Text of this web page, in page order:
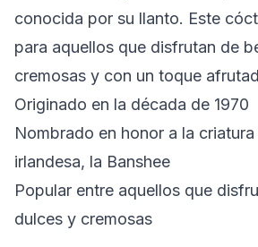
conocida por su llanto. Este
para aquellos que disfrutan de
cremosas y con un toque
Originado en la década de 1970
Nombrado en honor a la
irlandesa, la Banshee
Popular entre aquellos que
dulces y cremosas